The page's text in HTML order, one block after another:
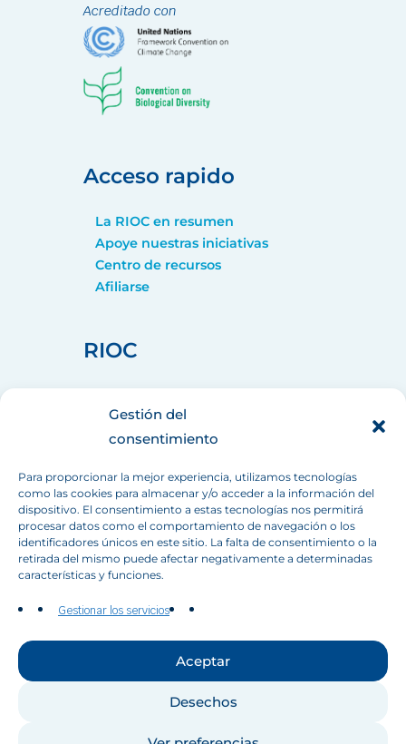
Gestión del
consentimiento
Para proporcionar la mejor experiencia, utilizamos tecnologías
como las cookies para almacenar y/o acceder a la información del
dispositivo. El consentimiento a estas tecnologías nos permitirá
procesar datos como el comportamiento de navegación o los
identificadores únicos en este sitio. La falta de consentimiento o la
retirada del mismo puede afectar negativamente a determinadas
características y funciones.
Gestionar los servicios
Aceptar
Desechos
Acreditado con
Acceso rapido
La RIOC en resumen
Apoye nuestras iniciativas
Centro de recursos
Afiliarse
RIOC
+33 (1) 44 90 88 60
info[at]inbo-news.org
Síganos
Contáctenos
©RIOB 2026 All rights reserved.